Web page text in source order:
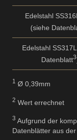
Edelstahl
(siehe
Edelstahl
Datenblatt3
1 Ø 0,39mm
2 Wert errechnet
3 Aufgrund der
Datenblätter aus